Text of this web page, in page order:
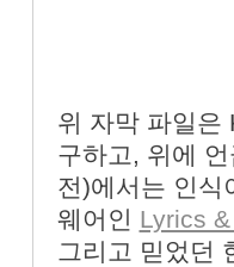
위 자막 파일은
구하고, 위에
전)에서는 인식
웨어인 Lyrics
그리고 믿었던